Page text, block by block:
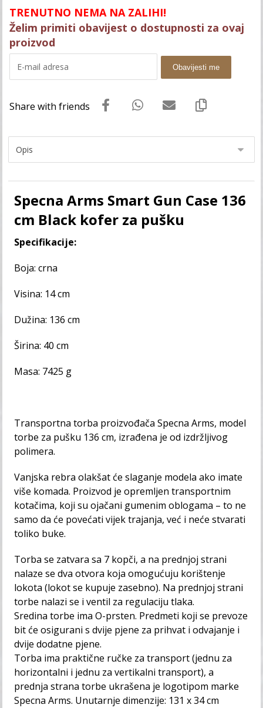
TRENUTNO NEMA NA ZALIHI!
Želim primiti obavijest o dostupnosti za ovaj
proizvod
Obavijesti me
Specna Arms Smart Gun Case 136
cm Black kofer za pušku
Specifikacije:
Boja: crna
Visina: 14 cm
Dužina: 136 cm
Širina: 40 cm
Masa: 7425 g
Transportna torba proizvođača Specna Arms, model
torbe za pušku 136 cm, izrađena je od izdržljivog
polimera.
Vanjska rebra olakšat će slaganje modela ako imate
više komada. Proizvod je opremljen transportnim
kotačima, koji su ojačani gumenim oblogama – to ne
samo da će povećati vijek trajanja, već i neće stvarati
toliko buke.
Torba se zatvara sa 7 kopči, a na prednjoj strani
nalaze se dva otvora koja omogućuju korištenje
lokota (lokot se kupuje zasebno). Na prednjoj strani
torbe nalazi se i ventil za regulaciju tlaka.
Sredina torbe ima O-prsten. Predmeti koji se prevoze
bit će osigurani s dvije pjene za prihvat i odvajanje i
dvije dodatne pjene.
Torba ima praktične ručke za transport (jednu za
horizontalni i jednu za vertikalni transport), a
prednja strana torbe ukrašena je logotipom marke
Specna Arms. Unutarnje dimenzije: 131 x 34 cm